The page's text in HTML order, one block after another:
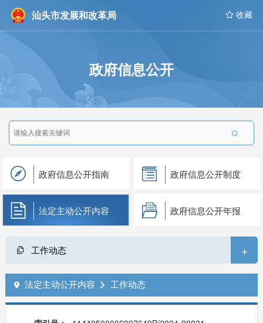
汕头市发展和改革局  收藏
政府信息公开

政府信息公开指南 政府信息公开制度
法定主动公开内容 政府信息公开年报
工作动态 +
 法定主动公开内容  工作动态